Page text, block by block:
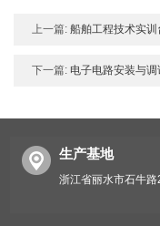
上一篇: 船舶工程技术实
下一篇: 电子电路安装与
生产基地
浙江省丽水市石牛